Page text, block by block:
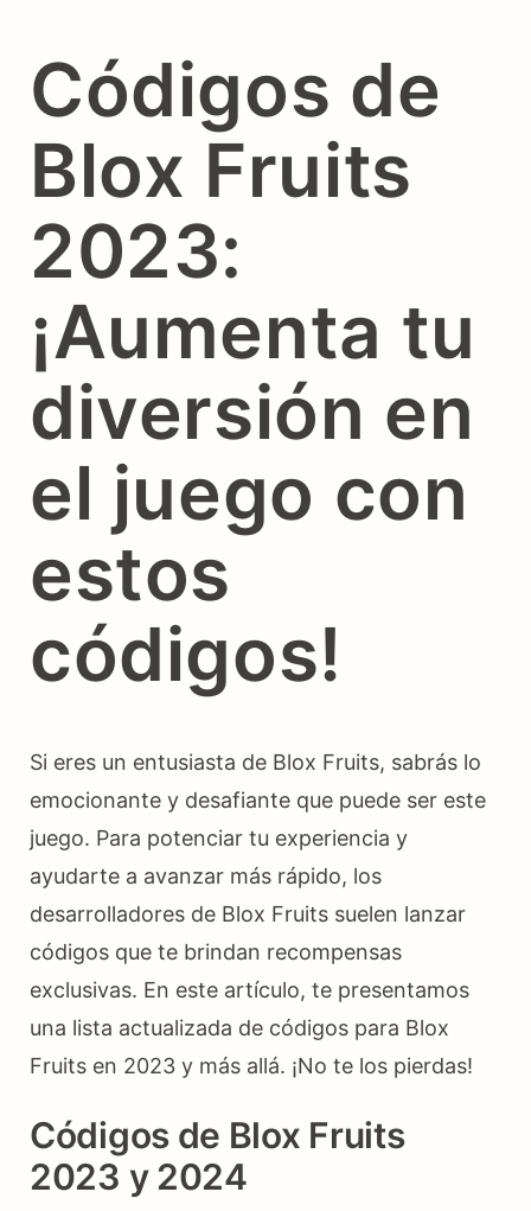
Códigos de
Blox Fruits
2023:
¡Aumenta tu
diversión en
el juego con
estos
códigos!
Si eres un entusiasta de Blox Fruits, sabrás lo
emocionante y desafiante que puede ser este
juego. Para potenciar tu experiencia y
ayudarte a avanzar más rápido, los
desarrolladores de Blox Fruits suelen lanzar
códigos que te brindan recompensas
exclusivas. En este artículo, te presentamos
una lista actualizada de códigos para Blox
Fruits en 2023 y más allá. ¡No te los pierdas!
Códigos de Blox Fruits
2023 y 2024